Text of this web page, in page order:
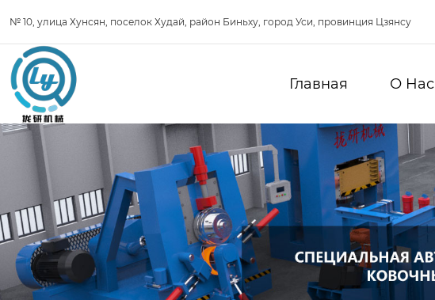
№ 10, улица Хунсян, поселок Худай, район Биньху, город Уси, провинция Цзянсу
Главная О Hас